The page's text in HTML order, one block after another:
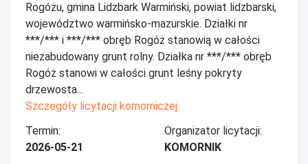
Rogóżu, gmina Lidzbark Warmiński, powiat lidzbarski,
województwo warmińsko-mazurskie. Działki nr
***/*** i ***/*** obręb Rogóż stanowią w całości
niezabudowany grunt rolny. Działka nr ***/*** obręb
Rogóż stanowi w całości grunt leśny pokryty
drzewosta...
Szczegóły licytacji komorniczej
Termin:
2026-05-21
Organizator licytacji:
KOMORNIK